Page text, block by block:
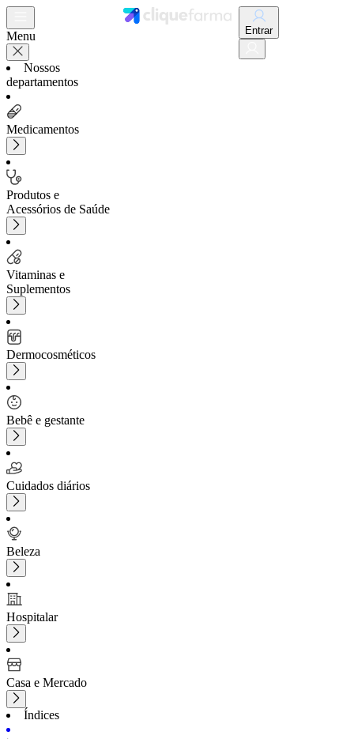
Menu
Nossos
departamentos
Medicamentos
Produtos e
Acessórios de Saúde
Vitaminas e
Suplementos
Dermocosméticos
Bebê e gestante
Cuidados diários
Beleza
Hospitalar
Casa e Mercado
Índices
Entrar